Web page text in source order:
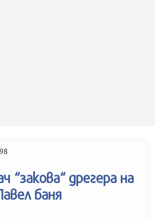
“закова“ дрегера на
баня